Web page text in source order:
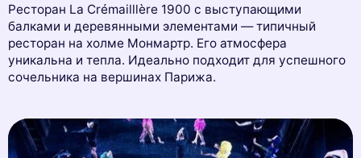
Ресторан La Crémailllère 1900 с выступающими
балками и деревянными элементами — типичный
ресторан на холме Монмартр. Его атмосфера
уникальна и тепла. Идеально подходит для успешного
сочельника на вершинах Парижа.